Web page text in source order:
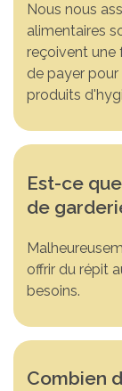
Nous nous
alimentaires
reçoivent une
de payer
produits
Est-ce
de
offrir du répit
besoins.
Combien